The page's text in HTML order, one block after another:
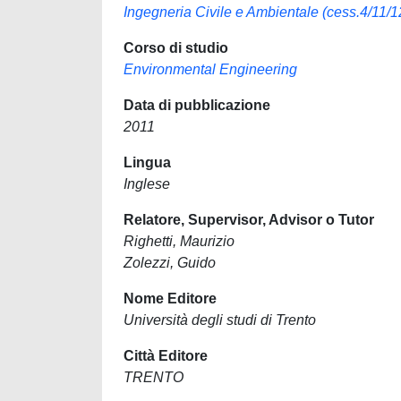
Ingegneria Civile e Ambientale (cess.4/11/
Corso di studio
Environmental Engineering
Data di pubblicazione
2011
Lingua
Inglese
Relatore, Supervisor, Advisor o Tutor
Righetti, Maurizio
Zolezzi, Guido
Nome Editore
Università degli studi di Trento
Città Editore
TRENTO